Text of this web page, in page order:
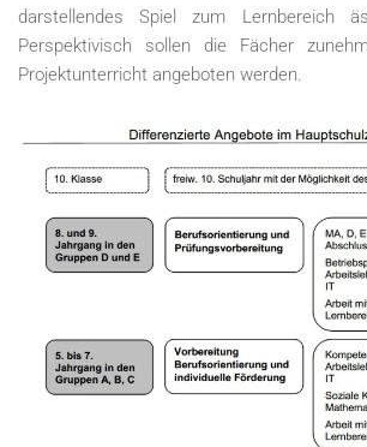
darstellendes Spiel zum Lernbereich
Perspektivisch sollen die Fächer
Projektunterricht angeboten werden.